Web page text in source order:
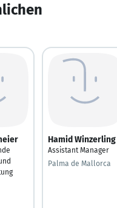
Hamid Winzerling
Assistant Manager
Palma de Mallorca